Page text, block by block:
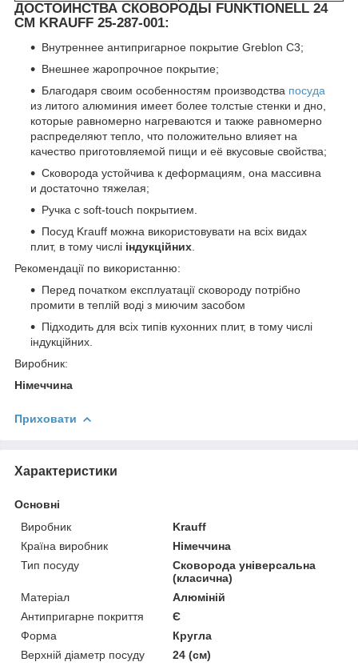
ДОСТОИНСТВА СКОВОРОДЫ FUNKTIONELL 24
СМ KRAUFF 25-287-001:
Внутреннее антипригарное покрытие Greblon C3;
Внешнее жаропрочное покрытие;
Благодаря своим особенностям производства посуда
из литого алюминия имеет более толстые стенки и дно,
которые равномерно нагреваются и также равномерно
распределяют тепло, что положительно влияет на
качество приготовляемой пищи и её вкусовые свойства;
Сковорода устойчива к деформациям, она массивна
и достаточно тяжелая;
Ручка с soft-touch покрытием.
Посуд Krauff можна використовувати на всіх видах
плит, в тому числі індукційних
Рекомендації по використанню:
Перед початком експлуатації сковороду потрібно
промити в теплій воді з миючим засобом
Підходить для всіх типів кухонних плит, в тому числі
індукційних.
Виробник:
Німеччина
Приховати
Характеристики
Основні
Виробник
Krauff
Країна виробник
Німеччина
Тип посуду
Сковорода універсальна
(класична)
Матеріал
Алюміній
Антипригарне покриття
Є
Форма
Кругла
Верхній діаметр посуду
24 (см)